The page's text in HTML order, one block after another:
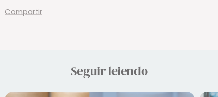
Compartir
Seguir leiendo